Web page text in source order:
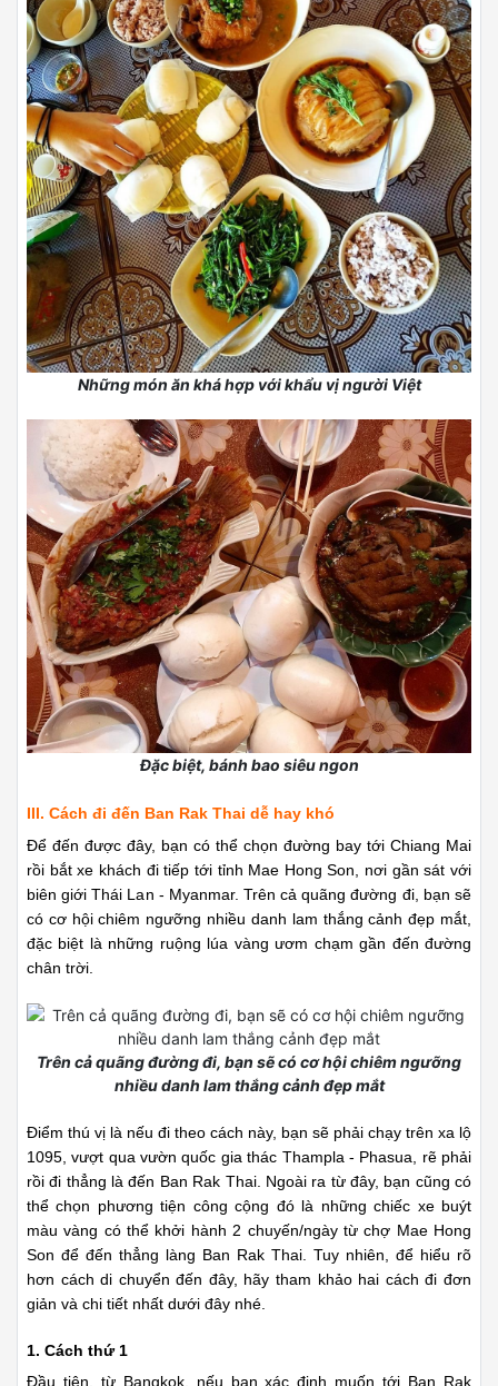
Đặc biệt, bánh bao siêu ngon
III. Cách đi đến Ban Rak Thai dễ hay khó
Để đến được đây, bạn có thể chọn đường bay tới Chiang Mai
rồi bắt xe khách đi tiếp tới tỉnh Mae Hong Son, nơi gần sát với
biên giới Thái Lan - Myanmar. Trên cả quãng đường đi, bạn sẽ
đặc biệt là những ruộng lúa vàng ươm chạm gần đến đường
chân trời.
Trên cả quãng đường đi, bạn sẽ có cơ hội chiêm ngưỡng
nhiều danh lam thắng cảnh đẹp mắt
Điểm thú vị là nếu đi theo cách này, bạn sẽ phải chạy trên xa lộ
1095, vượt qua vườn quốc gia thác Thampla - Phasua, rẽ phải
rồi đi thẳng là đến Ban Rak Thai. Ngoài ra từ đây, bạn cũng có
thể chọn phương tiện công cộng đó là những chiếc xe buýt
màu vàng có thể khởi hành 2 chuyến/ngày từ chợ Mae Hong
Son để đến thẳng làng Ban Rak Thai. Tuy nhiên, để hiểu rõ
hơn cách di chuyển đến đây, hãy tham khảo hai cách đi đơn
1. Cách thứ 1
Đầu tiên, từ Bangkok, nếu bạn xác định muốn tới Ban Rak
Thai, các bạn cần mua vé máy bay để tới Chiang Mai. Sau đó
lên xe khách chạy tới Mae Hong Son, trong đó thời gian đi
chuyển mất khoảng 5 – 6 tiếng. Từ Mae Hong Son bạn có thể
thuê xe máy, đi xe taxi hoặc rẻ nhất là bắt xe bus từ chợ Mae
Thời gian đi chuyển từ Chiang Mai đến Mae Hong Son